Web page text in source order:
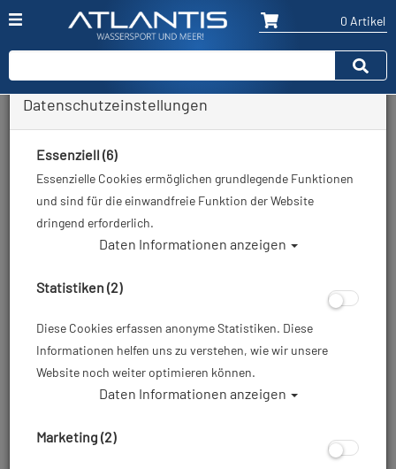
0 Artikel
Zurück
Datenschutzeinstellungen
Essenziell (6)
Essenzielle Cookies ermöglichen grundlegende Funktionen
und sind für die einwandfreie Funktion der Website
dringend erforderlich.
Daten Informationen anzeigen
Statistiken (2)
Diese Cookies erfassen anonyme Statistiken. Diese
Informationen helfen uns zu verstehen, wie wir unsere
Website noch weiter optimieren können.
Daten Informationen anzeigen
Marketing (2)